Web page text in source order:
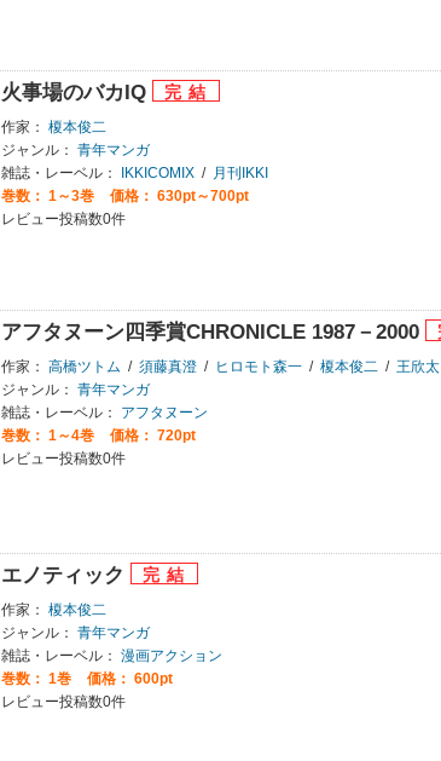
火事場のバカIQ
作家： 榎本俊二
ジャンル： 青年マンガ
雑誌・レーベル：
IKKICOMIX /
月刊IKKI
巻数： 1～3巻
価格： 630pt～700pt
レビュー投稿数0件
アフタヌーン四季賞CHRONICLE 1987－2000
作家： 高橋ツトム / 須藤真澄 / ヒロモト森一 / 榎本俊二 / 王欣太
ジャンル： 青年マンガ
雑誌・レーベル：
アフタヌーン
巻数： 1～4巻
価格： 720pt
レビュー投稿数0件
エノティック
作家： 榎本俊二
ジャンル： 青年マンガ
雑誌・レーベル： 漫画アクション
巻数： 1巻
価格： 600pt
レビュー投稿数0件